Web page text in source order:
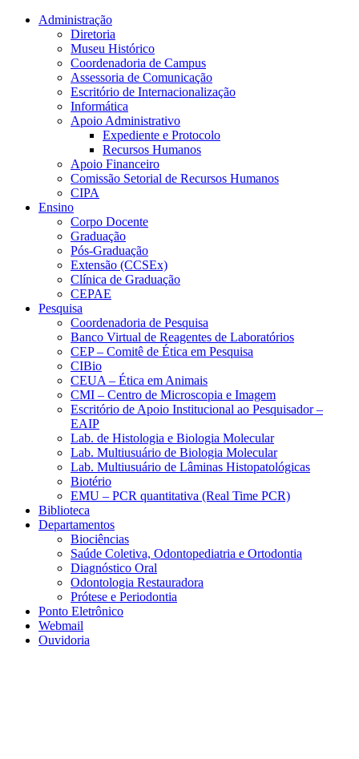
Conteúdo principal Menu principal
Administração
Diretoria
Museu Histórico
Coordenadoria de Campus
Assessoria de Comunicação
Escritório de Internacionalização
Informática
Apoio Administrativo
Expediente e Protocolo
Recursos Humanos
Apoio Financeiro
Comissão Setorial de Recursos Humanos
CIPA
Ensino
Corpo Docente
Graduação
Pós-Graduação
Extensão (CCSEx)
Clínica de Graduação
CEPAE
Pesquisa
Coordenadoria de Pesquisa
Banco Virtual de Reagentes de Laboratórios
CEP – Comitê de Ética em Pesquisa
CIBio
CEUA – Ética em Animais
CMI – Centro de Microscopia e Imagem
Escritório de Apoio Institucional ao Pesquisador –
EAIP
Lab. de Histologia e Biologia Molecular
Lab. Multiusuário de Biologia Molecular
Lab. Multiusuário de Lâminas Histopatológicas
Biotério
EMU – PCR quantitativa (Real Time PCR)
Biblioteca
Departamentos
Biociências
Saúde Coletiva, Odontopediatria e Ortodontia
Diagnóstico Oral
Odontologia Restauradora
Prótese e Periodontia
Ponto Eletrônico
Webmail
Ouvidoria